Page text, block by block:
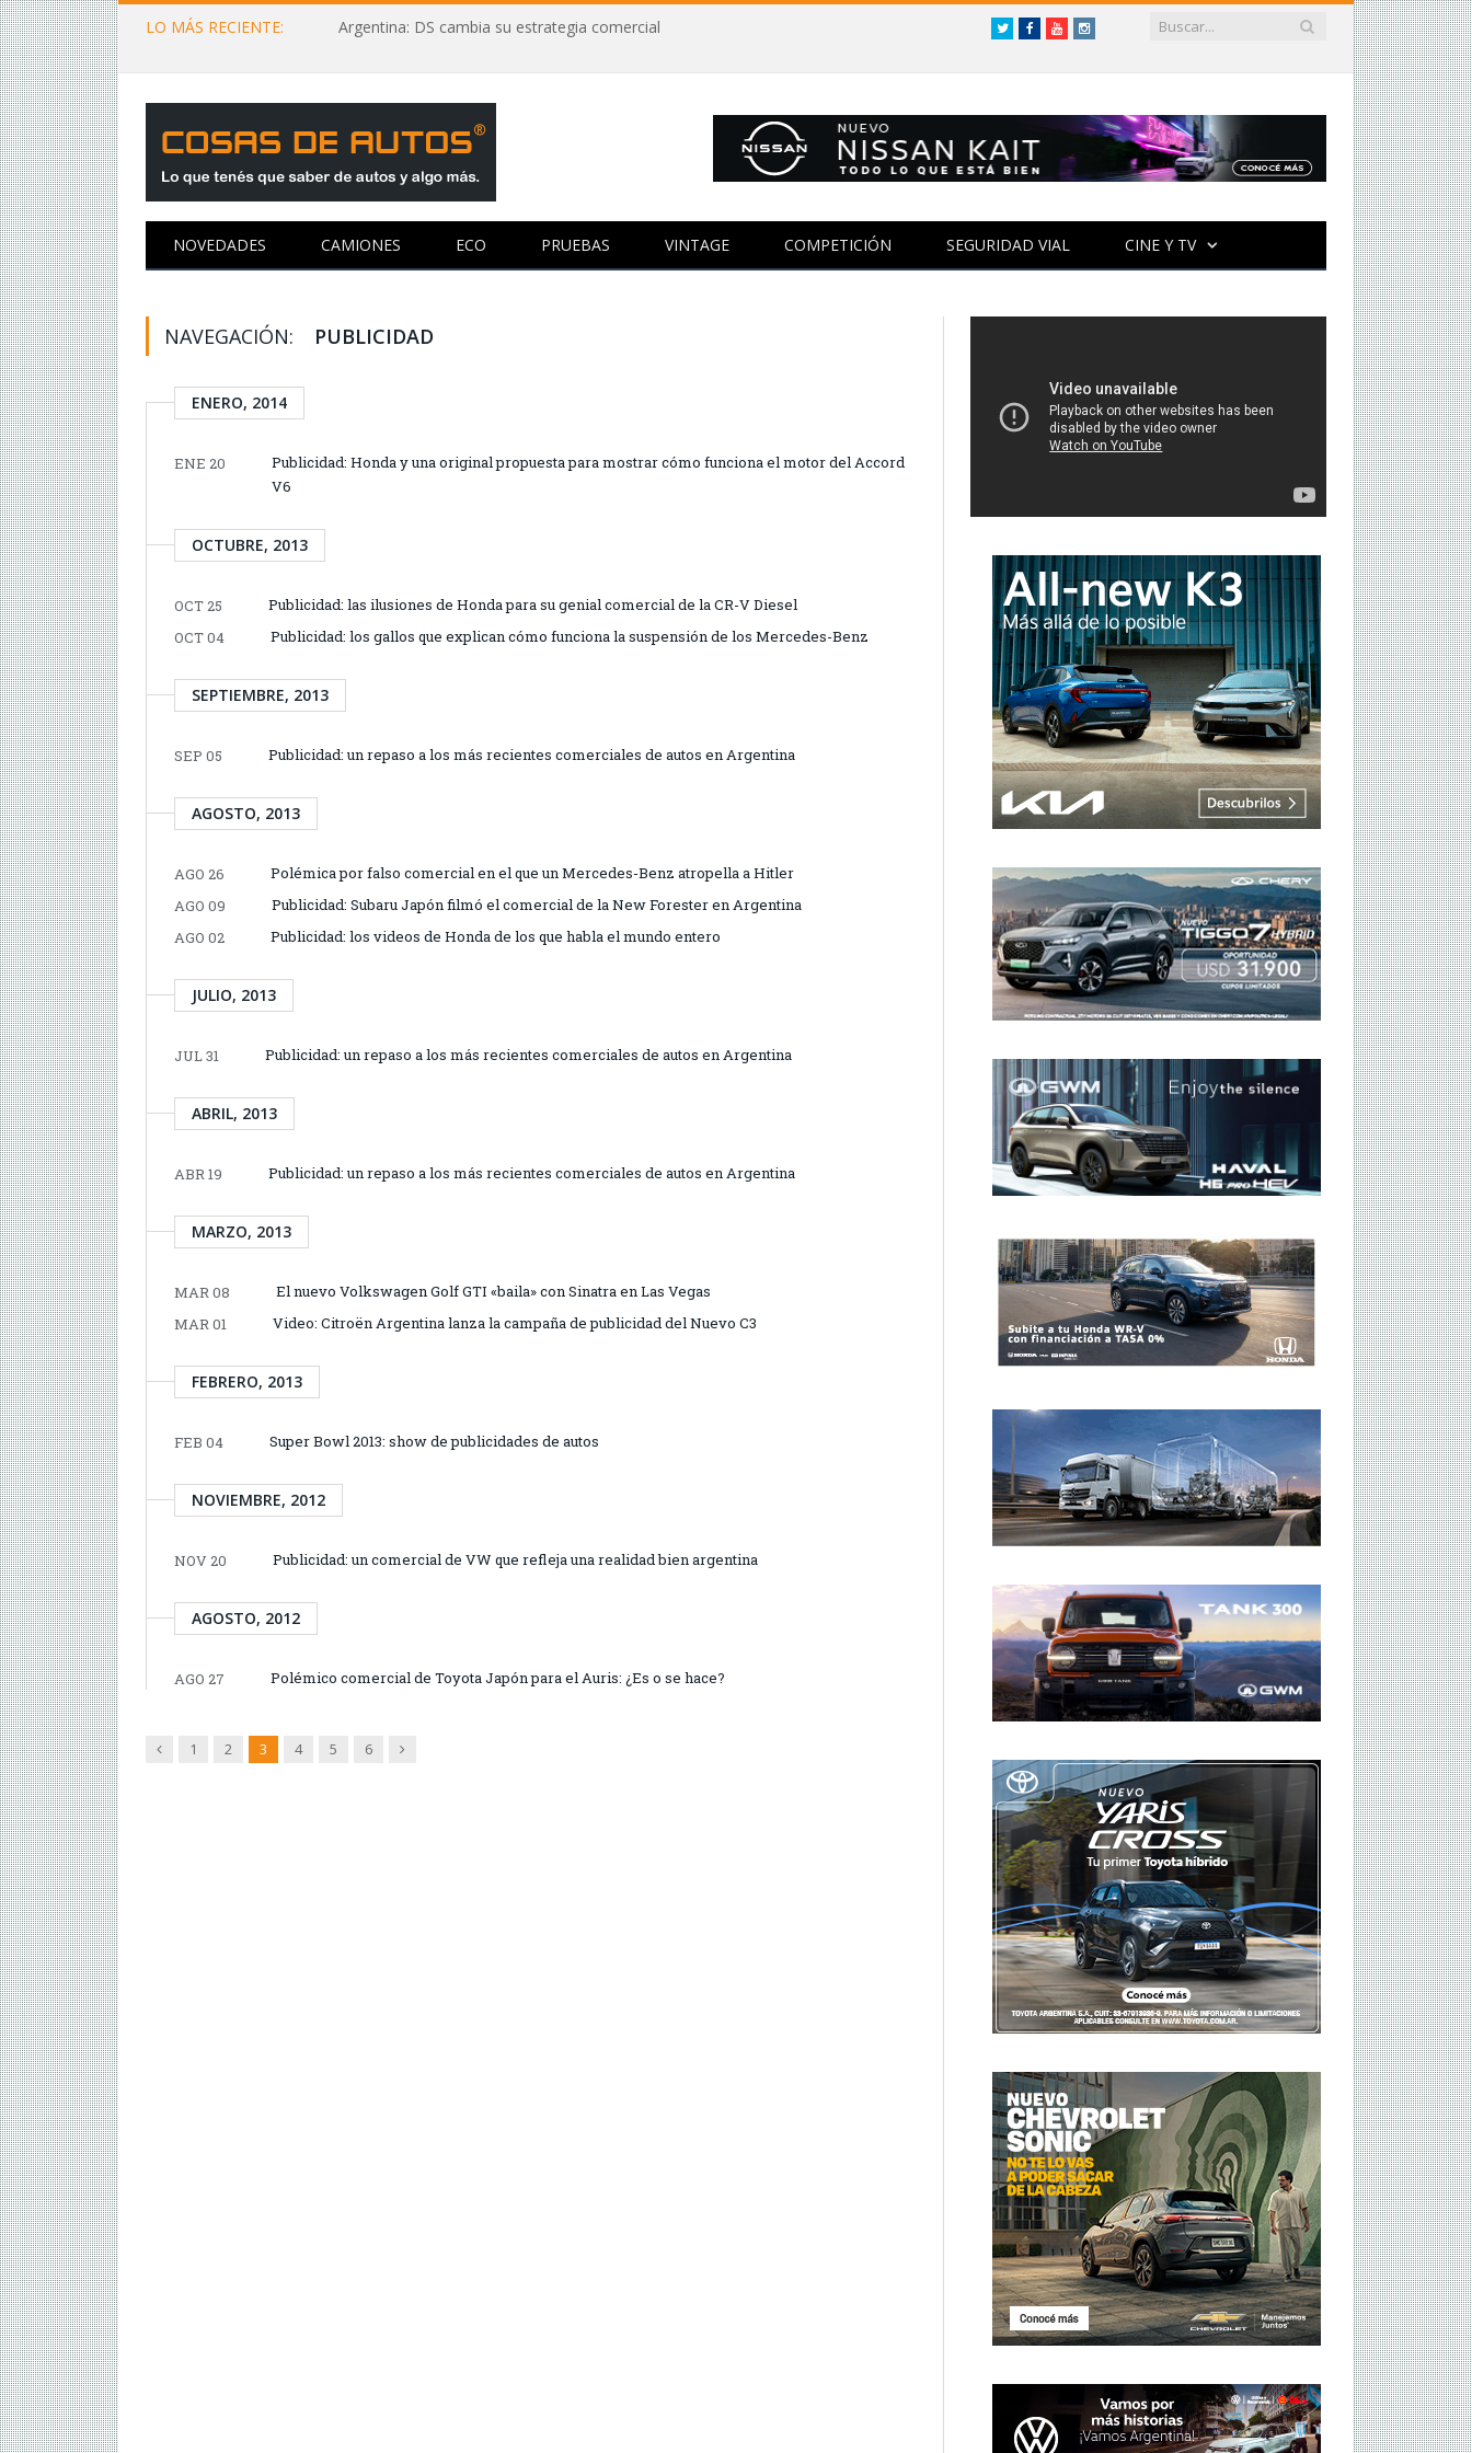
LO MÁS RECIENTE: Argentina: DS cambia su estrategia comercial TwitterFacebookYouTubeInstagram
NOVEDADES CAMIONES ECO PRUEBAS VINTAGE COMPETICIÓN SEGURIDAD VIAL CINE Y TV
NAVEGACIÓN: PUBLICIDAD
ENERO, 2014
ENE 20
Publicidad: Honda y una original propuesta para mostrar cómo funciona el motor del Accord
V6
OCTUBRE, 2013
OCT 25
Publicidad: las ilusiones de Honda para su genial comercial de la CR-V Diesel
OCT 04
Publicidad: los gallos que explican cómo funciona la suspensión de los Mercedes-Benz
SEPTIEMBRE, 2013
SEP 05 Publicidad: un repaso a los más recientes comerciales de autos en Argentina
AGOSTO, 2013
AGO 26
Polémica por falso comercial en el que un Mercedes-Benz atropella a Hitler
AGO 09
Publicidad: Subaru Japón filmó el comercial de la New Forester en Argentina
AGO 02
Publicidad: los videos de Honda de los que habla el mundo entero
JULIO, 2013
JUL 31 Publicidad: un repaso a los más recientes comerciales de autos en Argentina
ABRIL, 2013
ABR 19 Publicidad: un repaso a los más recientes comerciales de autos en Argentina
MARZO, 2013
MAR 08
El nuevo Volkswagen Golf GTI «baila» con Sinatra en Las Vegas
MAR 01
Video: Citroën Argentina lanza la campaña de publicidad del Nuevo C3
FEBRERO, 2013
FEB 04 Super Bowl 2013: show de publicidades de autos
NOVIEMBRE, 2012
NOV 20 Publicidad: un comercial de VW que refleja una realidad bien argentina
AGOSTO, 2012
AGO 27 Polémico comercial de Toyota Japón para el Auris: ¿Es o se hace?
Anterior
1 2 3 4 5 6 Siguiente